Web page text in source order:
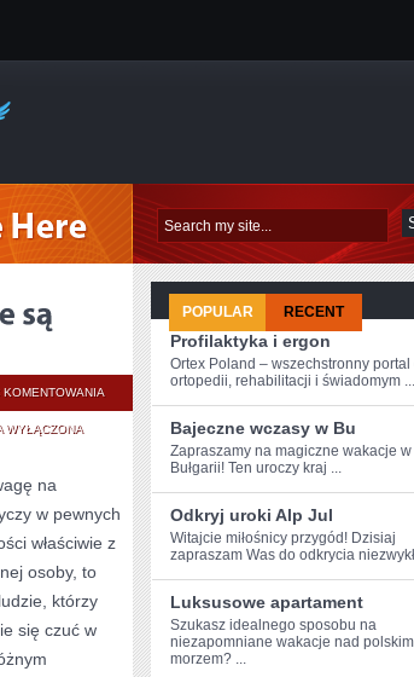
SPORO
ISTNIEJE
ŚWIECIE
ZAWODÓW,
KTÓRE
KREOWANE
WYŁĄCZONA
na
w pewnych
właściwie z
osoby, to
którzy
się czuć w
POPULAR RECENT
Profilaktyka i ergon
Ortex Poland – wszechstronny portal
ortopedii, rehabilitacji i świadomym ...
Bajeczne wczasy w Bu
Zapraszamy na magiczne wakacje w​
Bułgarii! Ten uroczy⁤ kraj‌ ...
Odkryj uroki Alp Jul
Witajcie miłośnicy przygód!​ Dzisiaj
zapraszam ⁣Was do odkrycia
Luksusowe apartament
Szukasz⁢ idealnego sposobu na
niezapomniane wakacje nad polskim
morzem? ...